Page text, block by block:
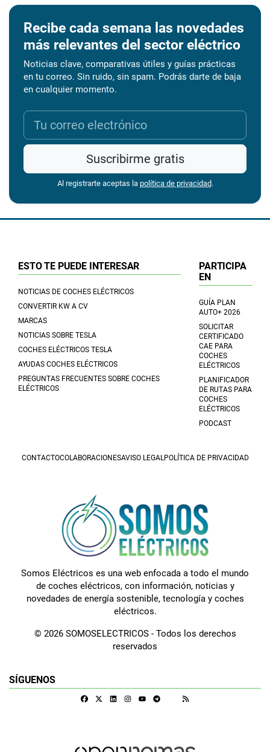
Recibe cada semana las novedades
más relevantes del sector eléctrico
Noticias clave, comparativas útiles y guías prácticas
en tu correo. Sin ruido, sin spam. Podrás darte de baja
en cualquier momento.
Suscribirme gratis
Al registrarte aceptas la política de privacidad.
ESTO TE PUEDE INTERESAR
NOTICIAS DE COCHES ELÉCTRICOS
CONVERTIR KW A CV
MARCAS
NOTICIAS SOBRE TESLA
COCHES ELÉCTRICOS TESLA
AYUDAS COCHES ELÉCTRICOS
PREGUNTAS FRECUENTES SOBRE COCHES
ELÉCTRICOS
PARTICIPA
EN
GUÍA PLAN
AUTO+ 2026
SOLICITAR
CERTIFICADO
CAE PARA
COCHES
ELÉCTRICOS
PLANIFICADOR
DE RUTAS PARA
COCHES
ELÉCTRICOS
PODCAST
CONTACTOCOLABORACIONESAVISO LEGAL POLÍTICA DE PRIVACIDAD
Somos Eléctricos es una web enfocada a todo el mundo
de coches eléctricos, con información, noticias y
novedades de energía sostenible, tecnología y coches
eléctricos.
© 2026 SOMOSELECTRICOS - Todos los derechos
reservados
SÍGUENOS
FacebookLinkedinInstagramTelegram
Google Discover